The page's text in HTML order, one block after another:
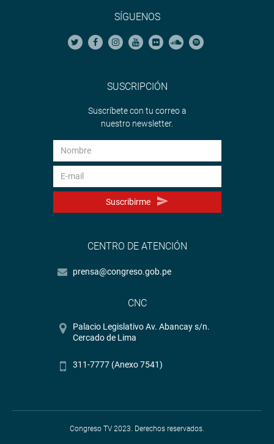
SÍGUENOS
SUSCRIPCIÓN
Suscríbete con tu correo a
nuestro newsletter.
Suscribirme
CENTRO DE ATENCIÓN
prensa@congreso.gob.pe
CNC
Palacio Legislativo Av. Abancay s/n.
Cercado de Lima
311-7777 (Anexo 7541)
Congreso TV 2023. Derechos reservados.